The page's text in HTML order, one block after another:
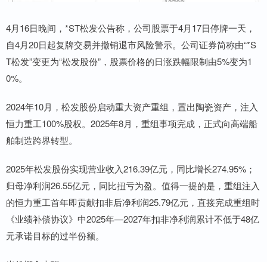
4月16日晚间，*ST松发公告称，公司股票于4月17日停牌一天，
自4月20日起复牌交易并撤销退市风险警示。公司证券简称由“*S
T松发”变更为“松发股份”，股票价格的日涨跌幅限制由5%变为1
0%。
2024年10月，松发股份启动重大资产重组，置出陶瓷资产，注入
恒力重工100%股权。2025年8月，重组事项完成，正式向高端船
舶制造跨界转型。
2025年松发股份实现营业收入216.39亿元，同比增长274.95%；
归母净利润26.55亿元，同比扭亏为盈。值得一提的是，重组注入
的恒力重工首年即贡献扣非后净利润25.79亿元，直接完成重组时
《业绩补偿协议》中2025年—2027年扣非净利润累计不低于48亿
元承诺目标的过半份额。